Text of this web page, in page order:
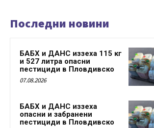
Последни новини
БАБХ и ДАНС иззеха 115 кг
и 527 литра опасни
пестициди в Пловдивско
07.08.2026
БАБХ и ДАНС иззеха
опасни и забранени
пестициди в Пловдивско